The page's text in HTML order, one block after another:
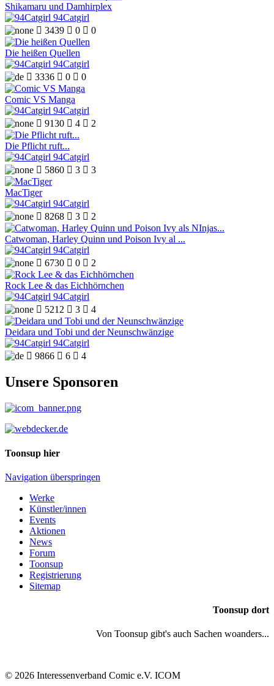
Shikamaru und Damhirplex
94Catgirl
 3439  0  0
Die heißen Quellen
94Catgirl
 3336  0  0
Comic VS Manga
94Catgirl
 9130  4  2
Die Pflicht ruft...
94Catgirl
 5860  3  3
MacTiger
94Catgirl
 8268  3  2
Catwoman, Harley Quinn und Poison Ivy al ...
94Catgirl
 6730  0  2
Rock Lee & das Eichhörnchen
94Catgirl
 5212  3  4
Deidara und Tobi und der Neunschwänzige
94Catgirl
 9866  6  4
Unsere Sponsoren
Toonsup hier
Navigation überspringen
Werke
Künstler/innen
Events
Aktionen
News
Forum
Toonsup
Registrierung
Sitemap
Toonsup dort
Von Toonsup gibt's auch Sachen woanders...
© 2026 Interessenverband Comic e.V. ICOM